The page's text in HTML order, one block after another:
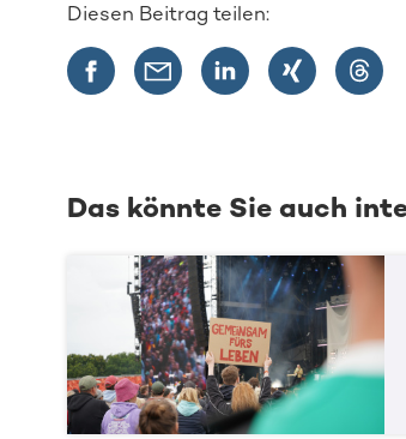
Diesen Beitrag teilen:
Das könnte Sie auch